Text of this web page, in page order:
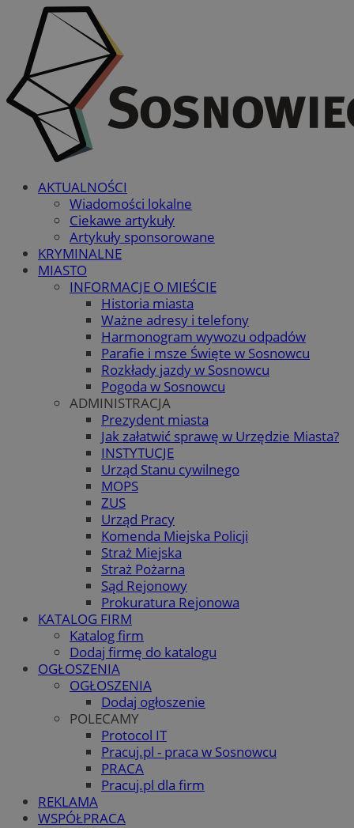
AKTUALNOŚCI
Wiadomości lokalne
Ciekawe artykuły
Artykuły sponsorowane
KRYMINALNE
MIASTO
INFORMACJE O MIEŚCIE
Historia miasta
Ważne adresy i telefony
Harmonogram wywozu odpadów
Parafie i msze Święte w Sosnowcu
Rozkłady jazdy w Sosnowcu
Pogoda w Sosnowcu
ADMINISTRACJA
Prezydent miasta
Jak załatwić sprawę w Urzędzie Miasta?
INSTYTUCJE
Urząd Stanu cywilnego
MOPS
ZUS
Urząd Pracy
Komenda Miejska Policji
Straż Miejska
Straż Pożarna
Sąd Rejonowy
Prokuratura Rejonowa
KATALOG FIRM
Katalog firm
Dodaj firmę do katalogu
OGŁOSZENIA
OGŁOSZENIA
Dodaj ogłoszenie
POLECAMY
Protocol IT
Pracuj.pl - praca w Sosnowcu
PRACA
Pracuj.pl dla firm
REKLAMA
WSPÓŁPRACA